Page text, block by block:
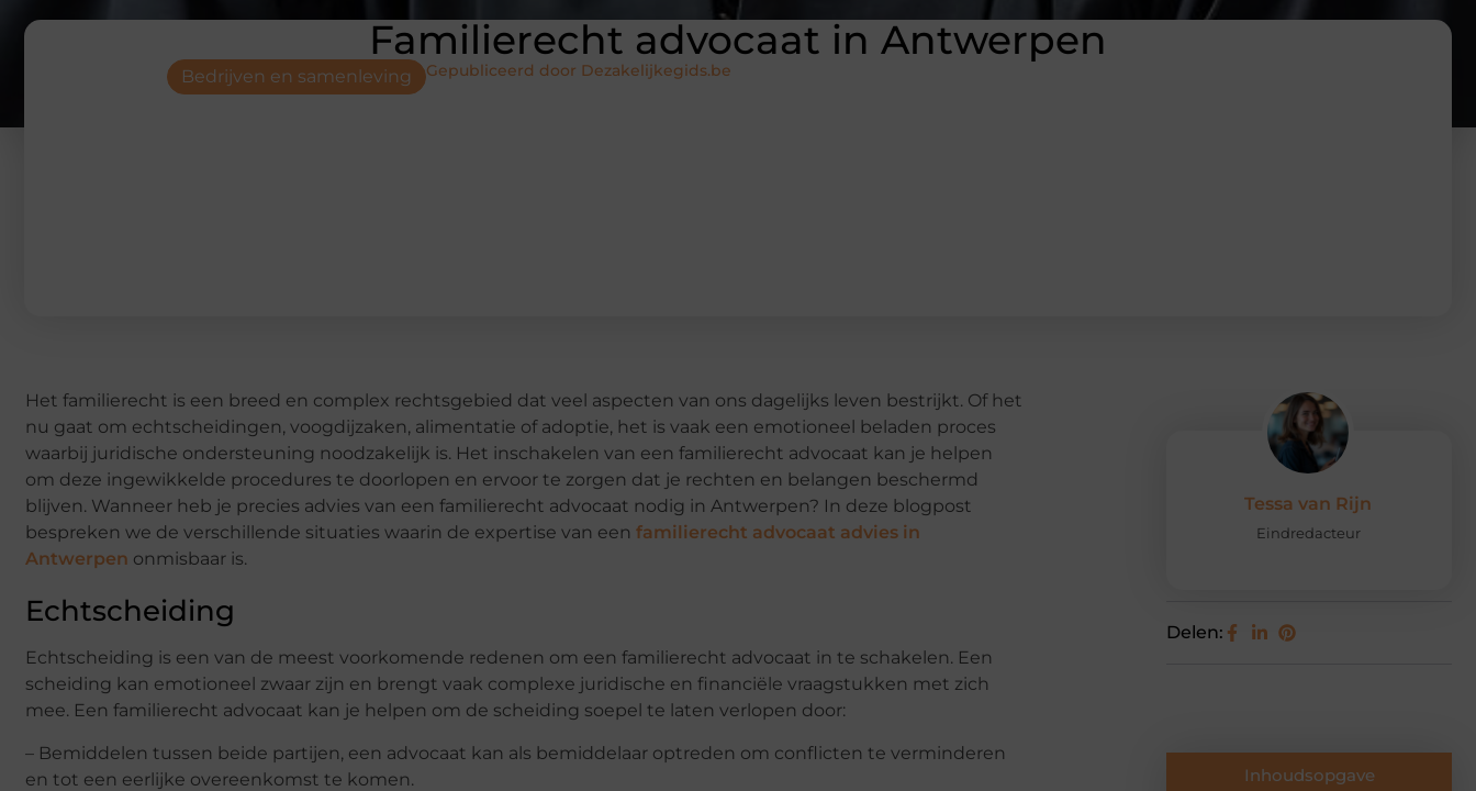
Familierecht advocaat in Antwerpen
Bedrijven en samenleving Gepubliceerd door Dezakelijkegids.be
Het familierecht is een breed en complex rechtsgebied dat veel aspecten van ons dagelijks leven bestrijkt. Of het
nu gaat om echtscheidingen, voogdijzaken, alimentatie of adoptie, het is vaak een emotioneel beladen proces
waarbij juridische ondersteuning noodzakelijk is. Het inschakelen van een familierecht advocaat kan je helpen
om deze ingewikkelde procedures te doorlopen en ervoor te zorgen dat je rechten en belangen beschermd
blijven. Wanneer heb je precies advies van een familierecht advocaat nodig in Antwerpen? In deze blogpost
bespreken we de verschillende situaties waarin de expertise van een familierecht advocaat advies in
Antwerpen onmisbaar is.
Echtscheiding
Echtscheiding is een van de meest voorkomende redenen om een familierecht advocaat in te schakelen. Een
scheiding kan emotioneel zwaar zijn en brengt vaak complexe juridische en financiële vraagstukken met zich
mee. Een familierecht advocaat kan je helpen om de scheiding soepel te laten verlopen door:
– Bemiddelen tussen beide partijen, een advocaat kan als bemiddelaar optreden om conflicten te verminderen
en tot een eerlijke overeenkomst te komen.
Tessa van Rijn
Eindredacteur
Delen:
Inhoudsopgave